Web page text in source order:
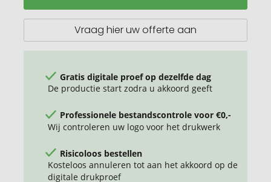
5.000
Vraag hier uw offerte aan
Gratis digitale proef op dezelfde dag
De productie start zodra u akkoord geeft
Professionele bestandscontrole voor €0,-
Wij controleren uw logo voor het drukwerk
Risicoloos bestellen
Kosteloos annuleren tot aan het akkoord op de
digitale drukproef